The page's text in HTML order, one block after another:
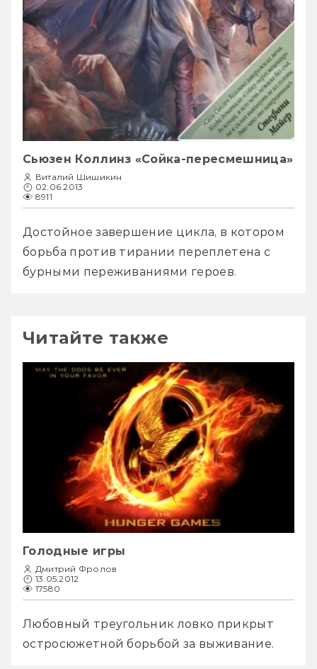
Сьюзен Коллинз «Сойка-пересмешница»
Виталий Шишикин
02.06.2013
8911
Достойное завершение цикла, в котором
борьба против тирании переплетена с
бурными переживаниями героев.
Читайте также
Голодные игры
Дмитрий Фролов
13.05.2012
17580
Любовный треугольник ловко прикрыт
остросюжетной борьбой за выживание.